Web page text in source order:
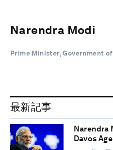
Narendra Modi
Prime Minister, Government
最新記事
Narendra
Davos